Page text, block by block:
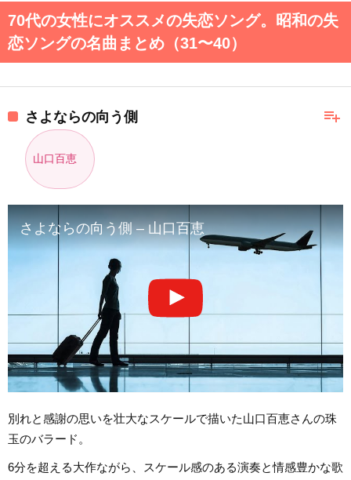
70代の女性にオススメの失恋ソング。昭和の失
恋ソングの名曲まとめ（31〜40）
playlist_add
さよならの向う側
山口百恵
さよならの向う側 – 山口百恵
別れと感謝の思いを壮大なスケールで描いた山口百恵さんの珠
玉のバラード。
6分を超える大作ながら、スケール感のある演奏と情感豊かな歌